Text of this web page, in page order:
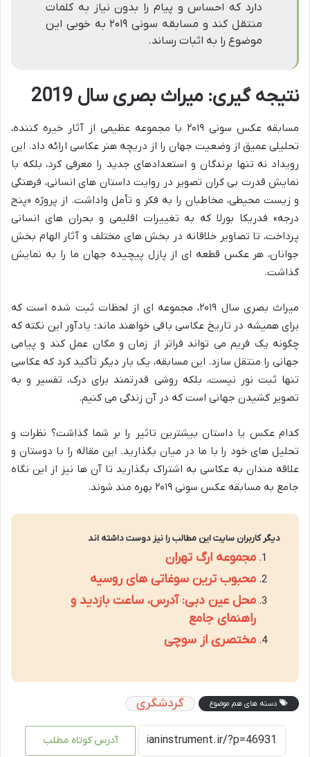
دارد که احساس و پیام را بدون نیاز به کلمات
منتقل کند و مسابقه سونی ۲۰۱۹ به خوبی این
موضوع را به اثبات رساند.
نتیجه گیری: میراث بصری سال 2019
مسابقه عکس سونی ۲۰۱۹ با مجموعه عظیمی از آثار خیره کننده،
تحلیلی عمیق از وضعیت جهان را از دریچه هنر عکاسی ارائه داد. این
رویداد نه تنها برندگان و استعدادهای جدید را معرفی کرد، بلکه با
نمایش قدرت بی کران تصویر در روایت داستان های انسانی، فرهنگی
و زیست محیطی، مخاطبان را به فکر و تأمل واداشت. از پروژه «پنج
درجه» فدریکا بورلا که به تغییرات اقلیمی و بحران های انسانی
پرداخت، تا تصاویر خلاقانه در بخش های مختلف و آثار الهام بخش
جوانان، هر عکس قطعه ای از پازل پیچیده جهان ما را به نمایش
گذاشت.
میراث بصری سال ۲۰۱۹، مجموعه ای از لحظات ثبت شده است که
برای همیشه در تاریخ عکاسی باقی خواهند ماند؛ یادآور این نکته که
چگونه یک فریم می تواند فراتر از زمان و مکان عمل کند و پیامی
جهانی را منتقل سازد. این مسابقه، یک بار دیگر تأکید کرد که عکاسی
تنها ثبت نور نیست، بلکه روشی قدرتمند برای درک، تفسیر و به
تصویر کشیدن جهانی است که در آن زندگی می کنیم.
کدام عکس یا داستان بیشترین تاثیر را بر شما گذاشت؟ نظرات و
تحلیل های خود را با ما در میان بگذارید. این مقاله را با دوستان و
علاقه مندان به عکاسی به اشتراک بگذارید تا آن ها نیز از این نگاه
جامع به مسابقه عکس سونی ۲۰۱۹ بهره مند شوند.
دیگر کاربران سایت این مطالب را نیز دوست داشته اند
مجموعه ارگ تهران
محبوب ترین سوغاتی های روسیه
محل عین دبی: آدرس، ساعت بازدید و
راهنمای جامع
مختصری از سوچی
دسته های هم موضوع گردشگری
آدرس کوتاه مطلب